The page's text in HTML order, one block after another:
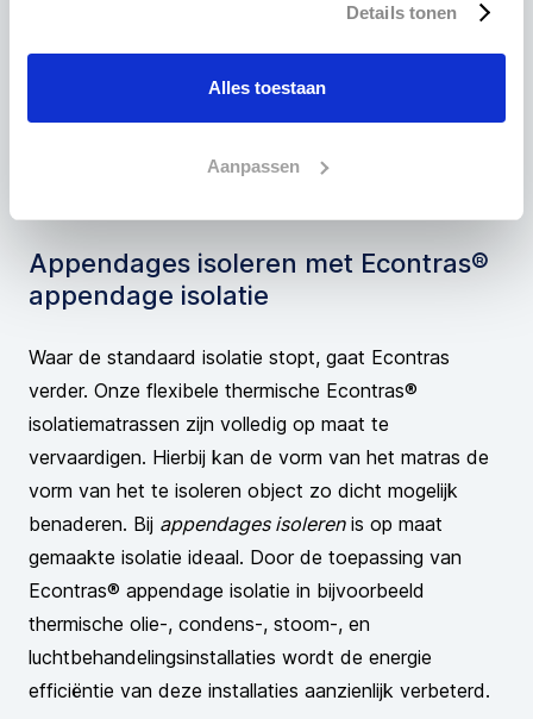
Details tonen
Alles toestaan
Aanpassen
Appendages isoleren met Econtras®
appendage isolatie
Waar de standaard isolatie stopt, gaat Econtras
verder. Onze flexibele thermische Econtras®
isolatiematrassen zijn volledig op maat te
vervaardigen. Hierbij kan de vorm van het matras de
vorm van het te isoleren object zo dicht mogelijk
benaderen. Bij appendages isolerenis op maat
gemaakte isolatie ideaal. Door de toepassing van
Econtras® appendage isolatie in bijvoorbeeld
thermische olie-, condens-, stoom-, en
luchtbehandelingsinstallaties wordt de energie
efficiëntie van deze installaties aanzienlijk verbeterd.